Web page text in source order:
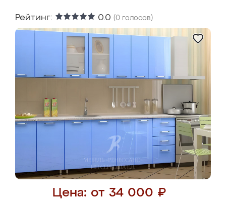
Рейтинг: 0.0 (0 голосов)
Цена: от 34 000 ₽